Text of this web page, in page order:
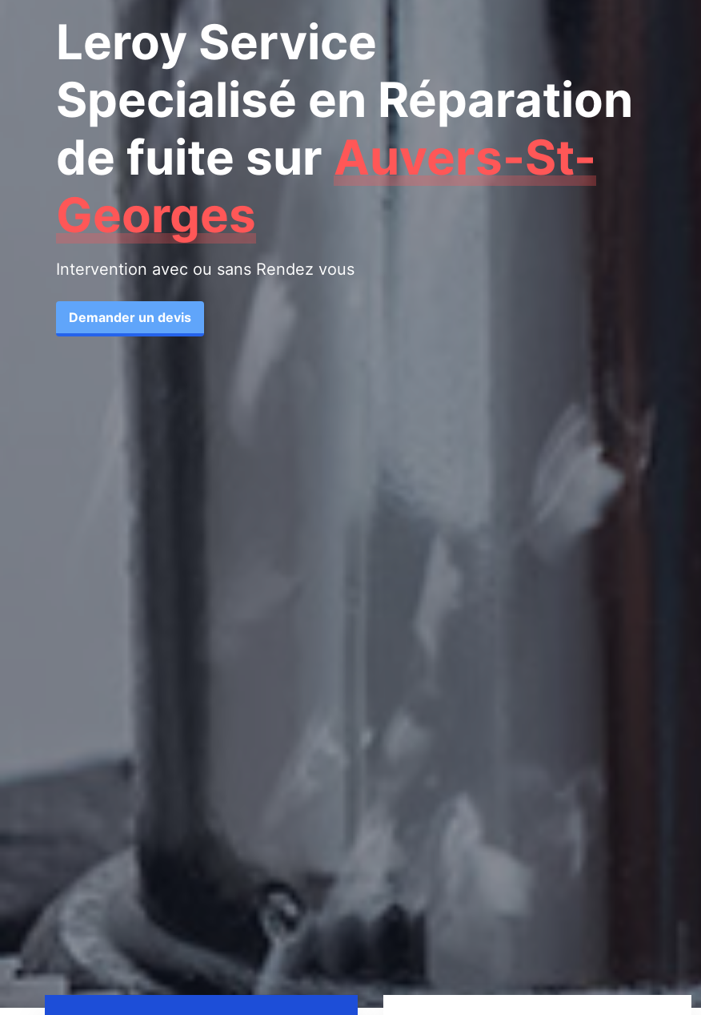
Leroy Service
Specialisé en Réparation
de fuite sur Auvers-St-
Georges
Intervention avec ou sans Rendez vous
Demander un devis